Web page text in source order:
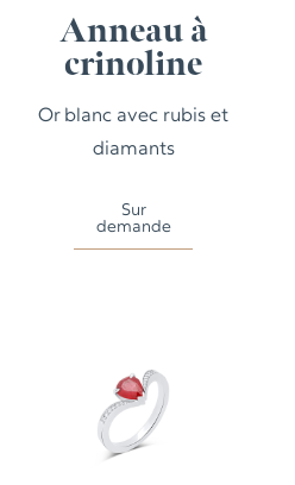
Anneau à
crinoline
Or blanc avec rubis et
diamants
Sur
demande